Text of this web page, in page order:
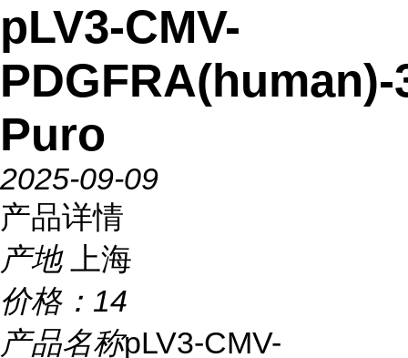
pLV3-CMV-
Puro
2025-09-09
产品详情
产地
上海
价格： 14
产品名称pLV3-CMV-